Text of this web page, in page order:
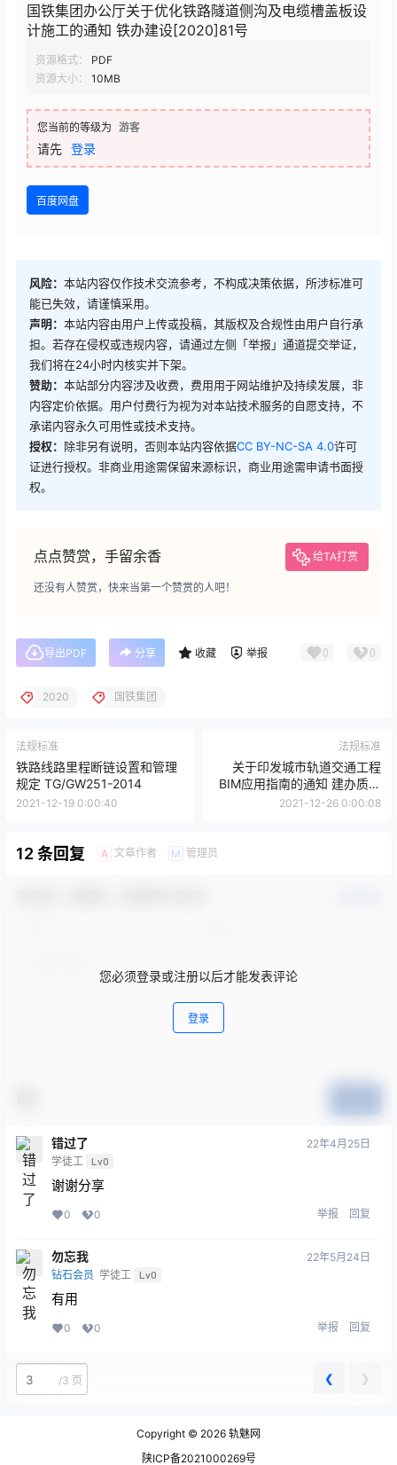
国铁集团办公厅关于优化铁路隧道侧沟及电缆槽盖板设
计施工的通知 铁办建设[2020]81号
资源格式：
PDF
资源大小：
10MB
您当前的等级为 游客
请先 登录
百度网盘
风险： 本站内容仅作技术交流参考，不构成决策依据，所涉标准可
能已失效，请谨慎采用。
声明： 本站内容由用户上传或投稿，其版权及合规性由用户自行承
担。若存在侵权或违规内容，请通过左侧「举报」通道提交举证，
我们将在24小时内核实并下架。
赞助： 本站部分内容涉及收费，费用用于网站维护及持续发展，非
内容定价依据。用户付费行为视为对本站技术服务的自愿支持，不
承诺内容永久可用性或技术支持。
授权： 除非另有说明，否则本站内容依据CC BY-NC-SA 4.0许可
证进行授权。非商业用途需保留来源标识，商业用途需申请书面授
权。
点点赞赏，手留余香 给TA打赏
还没有人赞赏，快来当第一个赞赏的人吧！
导出PDF 分享 收藏 举报 0 0
2020 国铁集团
法规标准
铁路线路里程断链设置和管理
规定 TG/GW251-2014
2021-12-19 0:00:40
法规标准
关于印发城市轨道交通工程
BIM应用指南的通知 建办质函
[2018]274号
2021-12-26 0:00:08
12 条回复 A 文章作者 M 管理员
您必须登录或注册以后才能发表评论
登录
错过了
学徒工 Lv0
22年4月25日
谢谢分享
0 0 举报 回复
勿忘我
钻石会员 学徒工 Lv0
22年5月24日
有用
0 0 举报 回复
/3 页 ❮ ❯
Copyright © 2026 轨魅网
陕ICP备2021000269号